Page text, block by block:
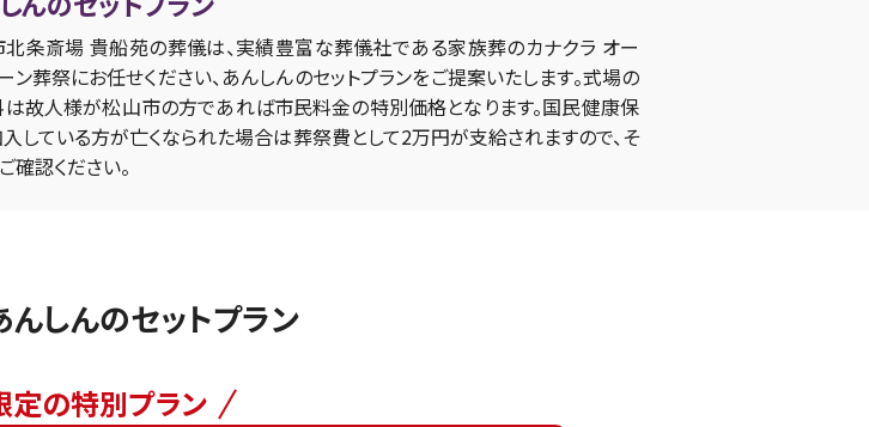
条斎場 貴船苑の葬儀は、実績豊富な葬儀社である家族葬のカナクラ オー
ン葬祭にお任せください、あんしんのセットプランをご提案いたします。式場の
故人様が松山市の方であれば市民料金の特別価格となります。国民健康保
している方が亡くなられた場合は葬祭費として2万円が支給されますので、そ
確認ください。
しんのセットプラン
定の特別プラン